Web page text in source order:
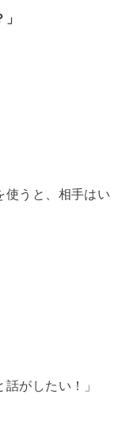
使うと、相手はい
がしたい！」